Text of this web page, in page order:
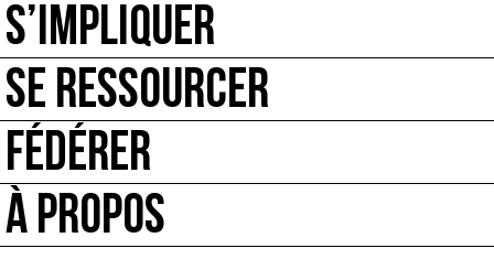
S’IMPLIQUER
SE RESSOURCER
FÉDÉRER
À PROPOS